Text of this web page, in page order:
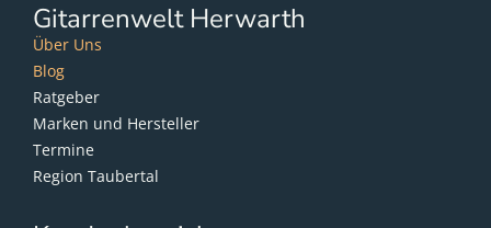
Gitarrenwelt Herwarth
Über Uns
Blog
Ratgeber
Marken und Hersteller
Termine
Region Taubertal